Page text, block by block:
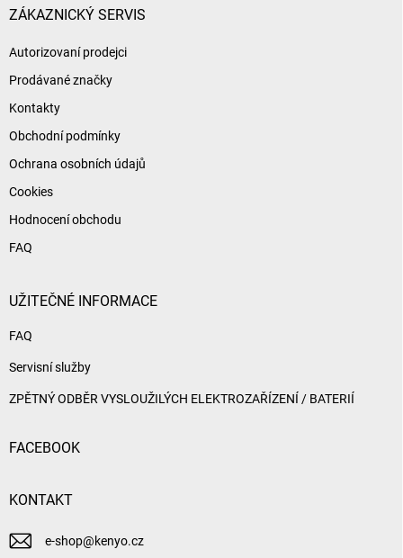
ZÁKAZNICKÝ SERVIS
Autorizovaní prodejci
Prodávané značky
Kontakty
Obchodní podmínky
Ochrana osobních údajů
Cookies
Hodnocení obchodu
FAQ
UŽITEČNÉ INFORMACE
FAQ
Servisní služby
ZPĚTNÝ ODBĚR VYSLOUŽILÝCH ELEKTROZAŘÍZENÍ / BATERIÍ
FACEBOOK
KONTAKT
e-shop@kenyo.cz